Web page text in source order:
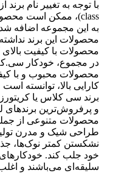
به این مجموعه اضافه
محصولات این برند
محصولات با کیفیت بالای
محصولات محبوب و با
کارایی بالا، توانسته
و پرفروش‌ترین برندهای
محصولات متنوعی از
طراحی شیک و مدرن
نشکستن کمتر نوک‌ها،
خود جلب کند.
سلیقه‌ای می‌باشند و